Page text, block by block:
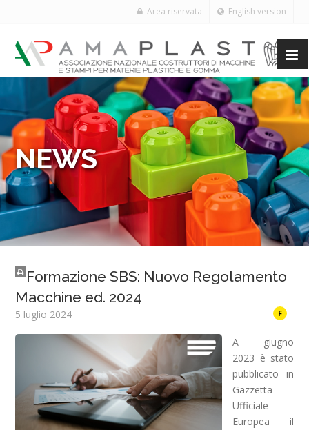
English version
Area riservata
NEWS
Formazione SBS: Nuovo Regolamento
Macchine ed. 2024
5 luglio 2024 F
A giugno
2023 è stato
pubblicato in
Gazzetta
Ufficiale
Europea il